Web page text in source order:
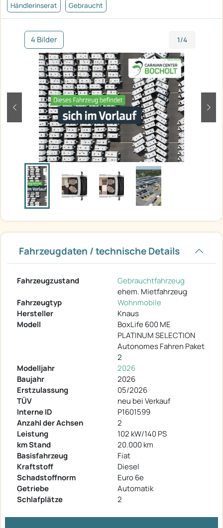
Händlerinserat Gebraucht
4 Bilder 1/4
zurück
Fahrzeugdaten / technische Details
Fahrzeugzustand
Gebrauchtfahrzeug
ehem. Mietfahrzeug
Fahrzeugtyp
Wohnmobile
Hersteller
Knaus
Modell
BoxLife 600 ME
PLATINUM SELECTION
Autonomes Fahren Paket
2
Modelljahr
2026
Baujahr
2026
Erstzulassung
05/2026
TÜV
neu bei Verkauf
Interne ID
P1601599
Anzahl der Achsen
2
Leistung
102 kW/140 PS
km Stand
20.000 km
Basisfahrzeug
Fiat
Kraftstoff
Diesel
Schadstoffnorm
Euro 6e
Getriebe
Automatik
Schlafplätze
2